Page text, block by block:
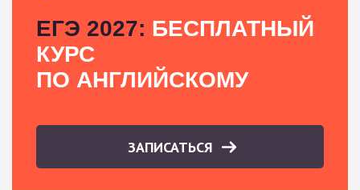
ЕГЭ 2027: БЕСПЛАТНЫЙ
КУРС
ПО АНГЛИЙСКОМУ
ЗАПИСАТЬСЯ